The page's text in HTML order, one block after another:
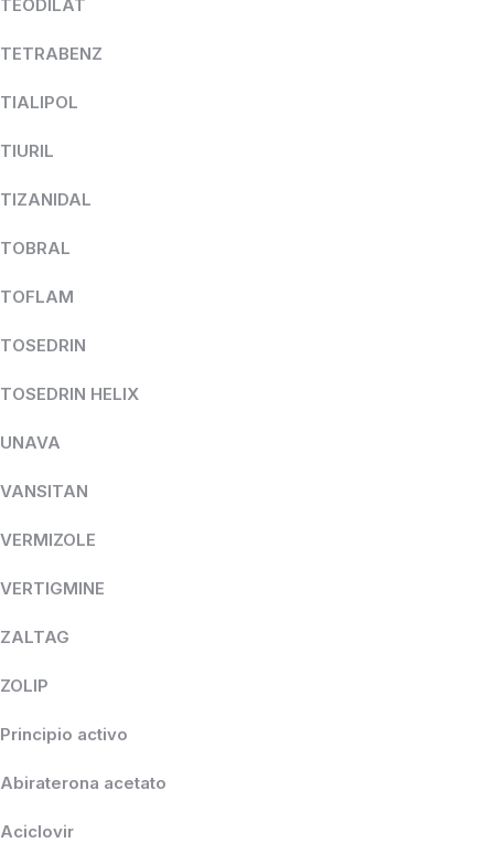
TEODILAT
TETRABENZ
TIALIPOL
TIURIL
TIZANIDAL
TOBRAL
TOFLAM
TOSEDRIN
TOSEDRIN HELIX
UNAVA
VANSITAN
VERMIZOLE
VERTIGMINE
ZALTAG
ZOLIP
Principio activo
Abiraterona acetato
Aciclovir